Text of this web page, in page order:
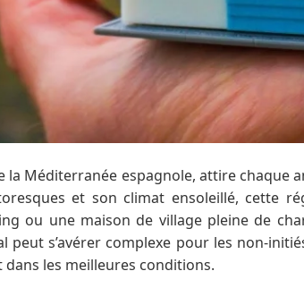
la Méditerranée espagnole, attire chaque
et son climat ensoleillé, cette
ou une maison de village pleine de
peut s’avérer complexe pour les non-
les meilleures conditions.